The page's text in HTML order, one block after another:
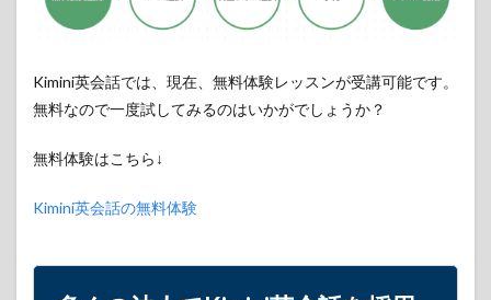
Kimini英会話では、現在、無料体験レッスンが受講可能です。
無料なので一度試してみるのはいかがでしょうか？
無料体験はこちら↓
Kimini英会話の無料体験